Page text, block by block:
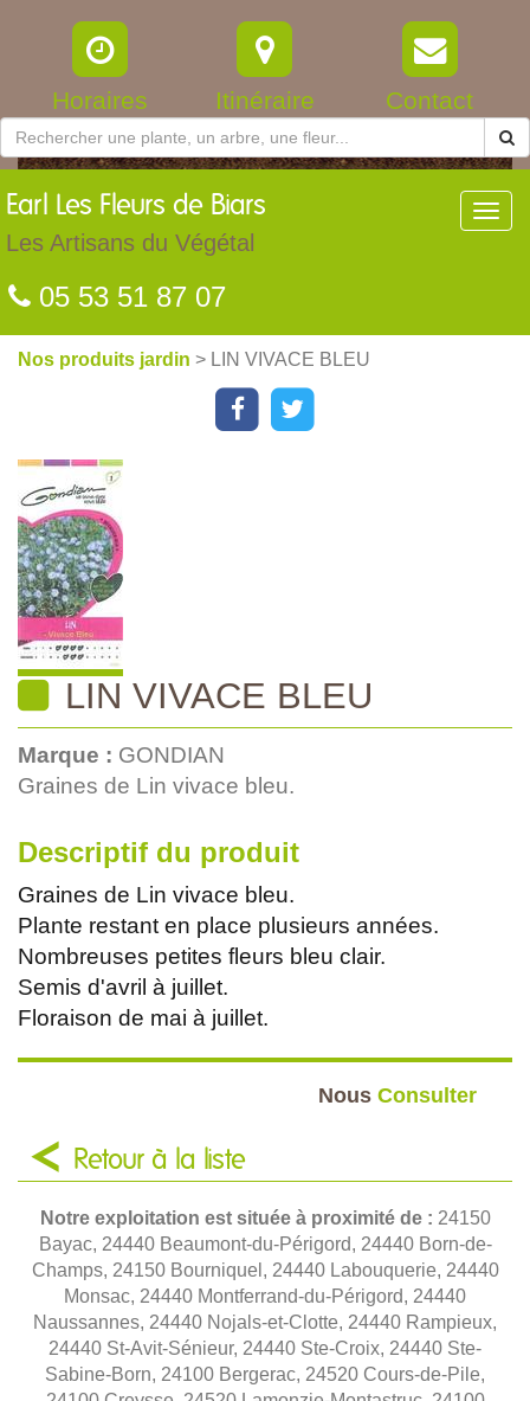
Horaires Itinéraire Contact
Earl Les Fleurs de Biars
Les Artisans du Végétal
05 53 51 87 07
Nos produits jardin > LIN VIVACE BLEU
LIN VIVACE BLEU
Marque : GONDIAN
Graines de Lin vivace bleu.
Descriptif du produit
Graines de Lin vivace bleu.
Plante restant en place plusieurs années.
Nombreuses petites fleurs bleu clair.
Semis d'avril à juillet.
Floraison de mai à juillet.
Nous Consulter
Retour à la liste
Notre exploitation est située à proximité de : 24150
Bayac, 24440 Beaumont-du-Périgord, 24440 Born-de-
Champs, 24150 Bourniquel, 24440 Labouquerie, 24440
Monsac, 24440 Montferrand-du-Périgord, 24440
Naussannes, 24440 Nojals-et-Clotte, 24440 Rampieux,
24440 St-Avit-Sénieur, 24440 Ste-Croix, 24440 Ste-
Sabine-Born, 24100 Bergerac, 24520 Cours-de-Pile,